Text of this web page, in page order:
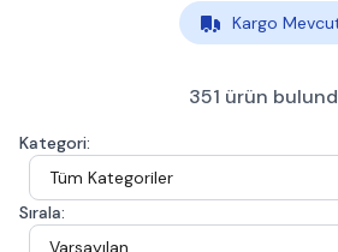
Kargo
351 ürün
Kategori:
Sırala: